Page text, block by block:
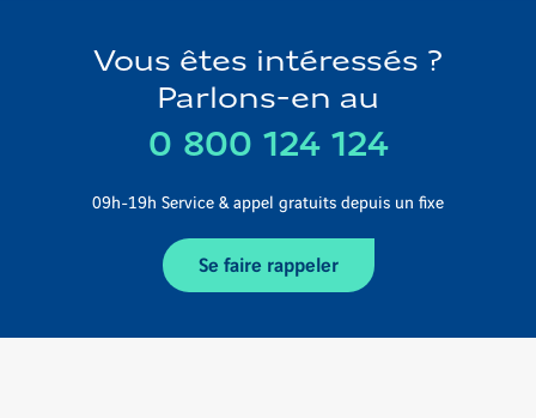
Vous êtes intéressés ?
Parlons-en au
0 800 124 124
09h-19h Service & appel gratuits depuis un fixe
Se faire rappeler